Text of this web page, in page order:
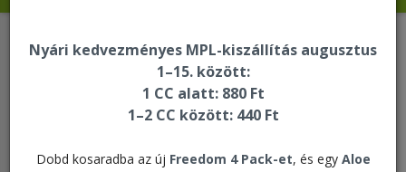
Nyári kedvezményes MPL-kiszállítás augusztus
1–15. között:
1 CC alatt: 880 Ft
1–2 CC között: 440 Ft
Dobd kosaradba az új Freedom 4 Pack-et, és egy Aloe
A kért oldal nem található